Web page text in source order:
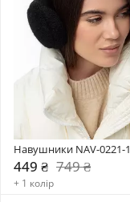
Навушники NAV-0221-1
449 ₴ 749 ₴
+ 1 колір